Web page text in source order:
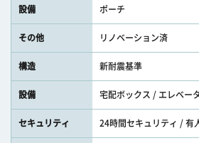
設備 ポーチ
その他 リノベーション済
構造 新耐震基準
設備 宅配ボックス / エレベー
セキュリティ 24時間セキュリティ / 有